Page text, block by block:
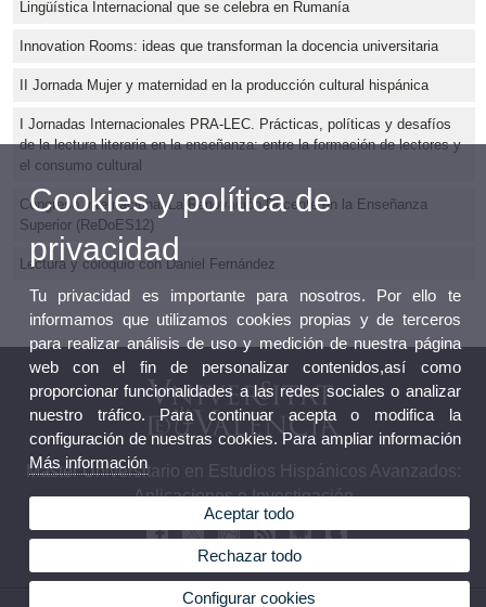
Lingüística Internacional que se celebra en Rumanía
Innovation Rooms: ideas que transforman la docencia universitaria
II Jornada Mujer y maternidad en la producción cultural hispánica
I Jornadas Internacionales PRA-LEC. Prácticas, políticas y desafíos
de la lectura literaria en la enseñanza: entre la formación de lectores y
el consumo cultural
Congreso Internacional La Renovación Docente en la Enseñanza
Superior (ReDoES12)
Lectura y coloquio con Daniel Fernández
Máster Universitario en Estudios Hispánicos Avanzados:
Aplicaciones e Investigación
Cookies y política de
privacidad
Tu privacidad es importante para nosotros. Por ello te
informamos que utilizamos cookies propias y de terceros
para realizar análisis de uso y medición de nuestra página
web con el fin de personalizar contenidos,así como
proporcionar funcionalidades a las redes sociales o analizar
nuestro tráfico. Para continuar acepta o modifica la
configuración de nuestras cookies. Para ampliar información
Más información
Aceptar todo
Rechazar todo
Configurar cookies